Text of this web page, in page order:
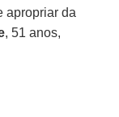
apropriar da
, 51 anos,